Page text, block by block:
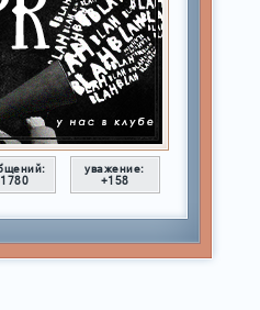
уважение:
+158